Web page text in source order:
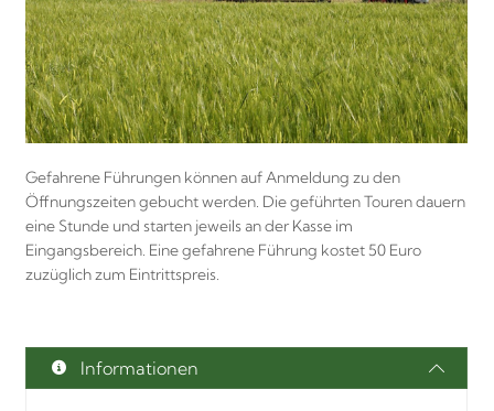
Gefahrene Führungen können auf Anmeldung zu den
Öffnungszeiten gebucht werden. Die geführten Touren dauern
eine Stunde und starten jeweils an der Kasse im
Eingangsbereich. Eine gefahrene Führung kostet 50 Euro
zuzüglich zum Eintrittspreis.
Informationen